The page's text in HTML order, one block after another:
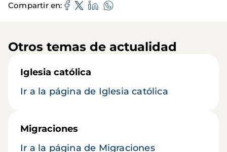
Compartir en
Otros temas de actualidad
Iglesia católica
Ir a la página de Iglesia católica
Migraciones
Ir a la página de Migraciones